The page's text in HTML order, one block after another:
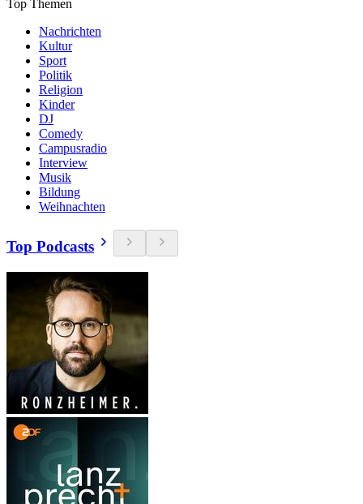
Top Themen
Nachrichten
Kultur
Sport
Politik
Religion
Kinder
DJ
Comedy
Campusradio
Interview
Musik
Bildung
Weihnachten
Top Podcasts